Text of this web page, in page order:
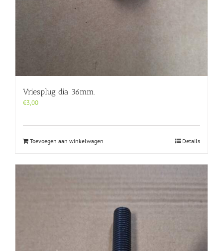
Vriesplug dia 36mm.
€3,00
Toevoegen aan winkelwagen Details